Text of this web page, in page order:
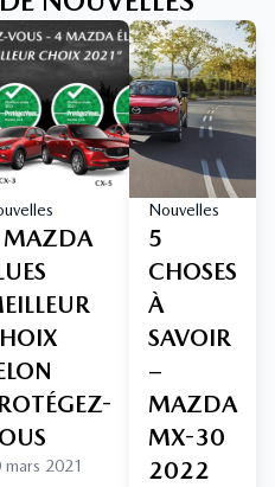
mars 2021
Nouvelles
5
CHOSES
À
SAVOIR
–
MAZDA
MX-30
2022